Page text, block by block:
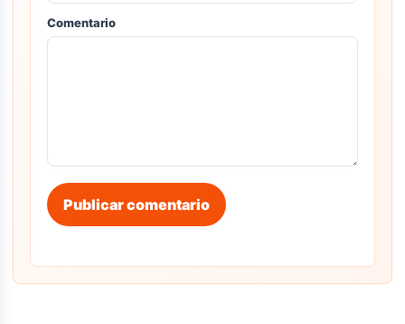
Comentario
Publicar comentario